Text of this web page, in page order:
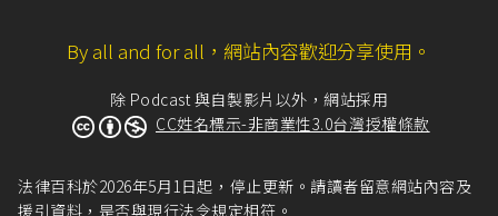
By all and for all，網站內容歡迎分享使用。
除 Podcast 與自製影片以外，網站採用
CC姓名標示-非商業性3.0台灣授權條款
法律百科於2026年5月1日起，停止更新。請讀者留意網站內容及
援引資料，是否與現行法令規定相符。